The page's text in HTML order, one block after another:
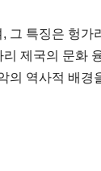
그 특징은 헝가
제국의 문화
역사적 배경